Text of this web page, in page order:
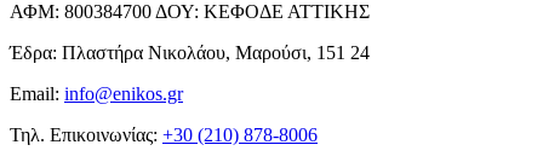
ΑΦΜ: 800384700 ΔΟΥ: ΚΕΦΟΔΕ ΑΤΤΙΚΗΣ
Έδρα: Πλαστήρα Νικολάου, Μαρούσι, 151 24
Email: info@enikos.gr
Τηλ. Επικοινωνίας: +30 (210) 878-8006